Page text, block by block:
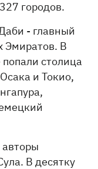
городов.
- главный
Эмиратов. В
столица
и Токио,
В десятку